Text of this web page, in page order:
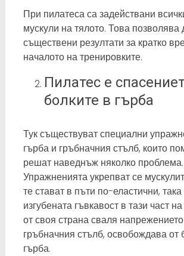
При пилатеса са задействани
мускули на тялото. Това позволява
съществени резултати за кратко
началото на тренировките.
Пилатес е
болките в гърба
Тук съществуват специални
гърба и гръбначния стълб, които
решат наведнъж няколко проблема.
Упражненията укрепват се
те стават в пъти по-еластични,
изгубената гъвкавост в тази част
от своя страна сваля
гръбначния стълб, освобождава от
гърба.